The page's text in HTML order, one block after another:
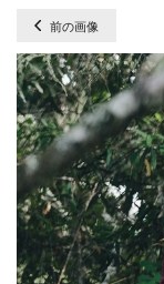
前の画像